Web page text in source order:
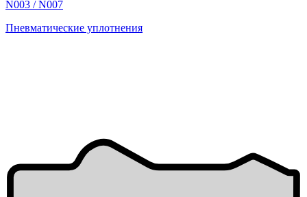
N003 / N007
Пневматические уплотнения